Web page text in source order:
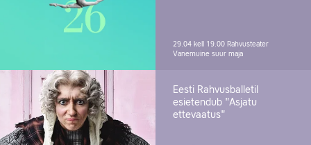
29.04 kell 19.00 Rahvusteater
Vanemuine suur maja
Eesti Rahvusballetil
esietendub "Asjatu
ettevaatus"